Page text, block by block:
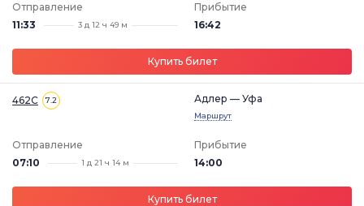
Отправление
11:33
3 д 12 ч 49 м
Прибытие
16:42
Купить билет
462С 7.2 Адлер — Уфа
Маршрут
Отправление
07:10
1 д 21 ч 14 м
Прибытие
14:00
Купить билет